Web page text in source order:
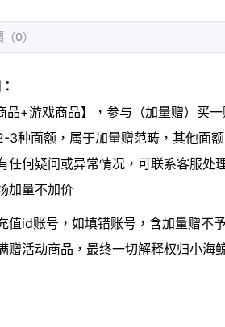
0）
品+游戏商品】，参与（加量赠）买
3种面额，属于加量赠范畴，其他面
任何疑问或异常情况，可联系客服处
加量不加价
值id账号，如填错账号，含加量赠不
赠活动商品，最终一切解释权归小海